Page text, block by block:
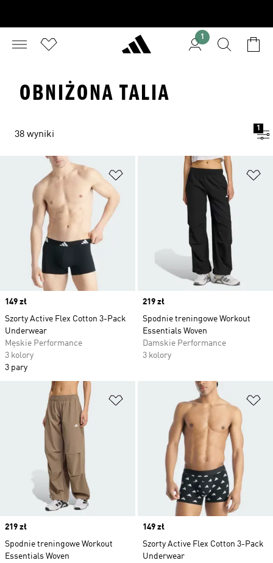
1
OBNIŻONA TALIA
38 wyniki
1
Dodaj do listy życzeń
Price
149 zł
Szorty Active Flex Cotton 3-Pack
Underwear
Męskie Performance
3 kolory
3 pary
Price
219 zł
Spodnie treningowe Workout
Essentials Woven
Damskie Performance
3 kolory
Dodaj do listy życzeń
Price
219 zł
Spodnie treningowe Workout
Essentials Woven
Price
149 zł
Szorty Active Flex Cotton 3-Pack
Underwear